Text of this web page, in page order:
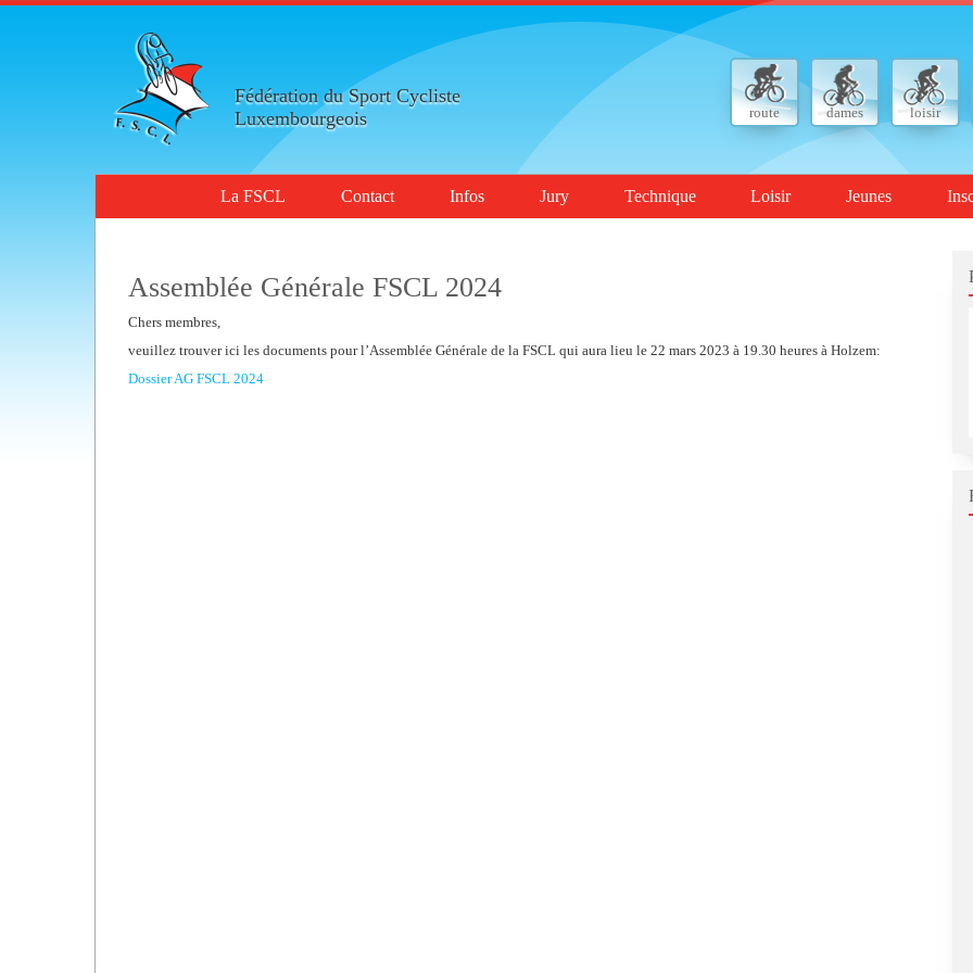
Fédération du Sport Cycliste
Luxembourgeois
route dames loisir
La FSCL Contact Infos Jury Technique Loisir Jeunes
Assemblée Générale FSCL 2024
Chers membres,
veuillez trouver ici les documents pour l’Assemblée Générale de la FSCL qui aura lieu le 22 mars 2023 à 19.30 heures à Holzem:
Dossier AG FSCL 2024